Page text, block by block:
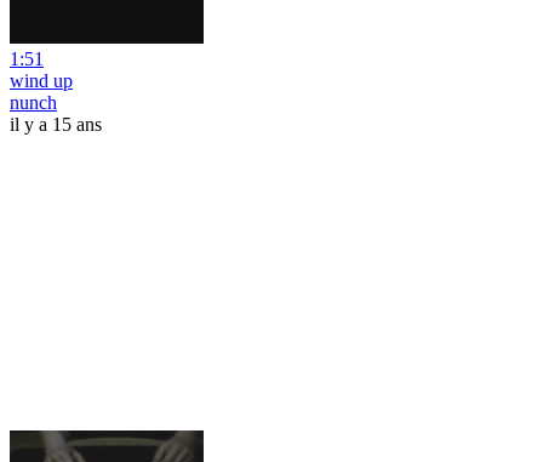
1:51
wind up
nunch
il y a 15 ans